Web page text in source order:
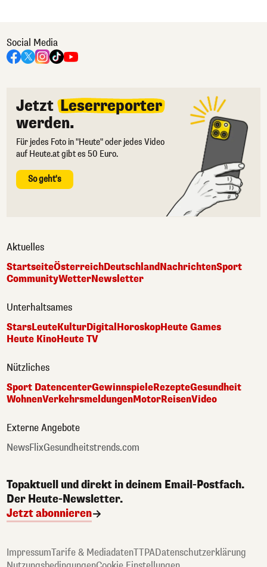
Social Media
Jetzt Leserreporter
werden.
Für jedes Foto in "Heute" oder jedes Video
auf Heute.at gibt es 50 Euro.
So geht's
Aktuelles
StartseiteÖsterreichDeutschlandNachrichtenSport
CommunityWetterNewsletter
Unterhaltsames
StarsLeuteKulturDigital HoroskopHeute Games
Heute KinoHeute TV
Nützliches
Sport DatencenterGewinnspieleRezepteGesundheit
WohnenVerkehrsmeldungenMotorReisenVideo
Externe Angebote
NewsFlixGesundheitstrends.com
Topaktuell und direkt in deinem Email-Postfach.
Der Heute-Newsletter.
Jetzt abonnieren
ImpressumTarife & MediadatenTTPADatenschutzerklärung